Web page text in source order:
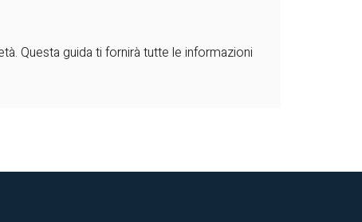
Questa guida ti fornirà tutte le informazioni